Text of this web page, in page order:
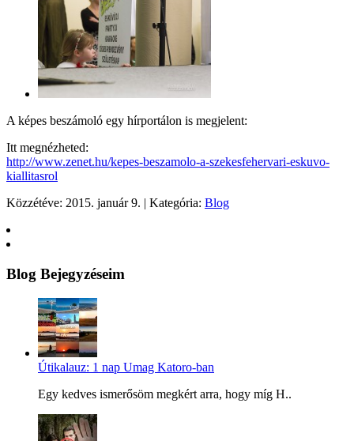
A képes beszámoló egy hírportálon is megjelent:
Itt megnézheted:
http://www.zenet.hu/kepes-beszamolo-a-szekesfehervari-eskuvo-
kiallitasrol
Közzétéve: 2015. január 9. | Kategória: Blog
Blog Bejegyzéseim
Útikalauz: 1 nap Umag Katoro-ban
Egy kedves ismerősöm megkért arra, hogy míg H..